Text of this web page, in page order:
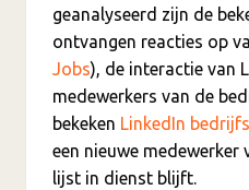
geanalyseerd zijn de
ontvangen reacties op
Jobs), de interactie van
medewerkers van de
bekeken LinkedIn
een nieuwe
lijst in dienst blijft.